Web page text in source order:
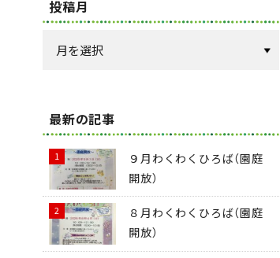
投稿月
最新の記事
９月わくわくひろば（園庭
開放）
８月わくわくひろば（園庭
開放）